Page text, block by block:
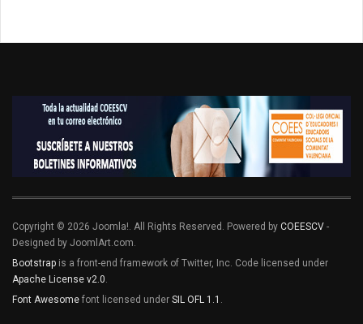
Copyright © 2026 Joomla!. All Rights Reserved. Powered by COEESCV -
Designed by JoomlArt.com.
Bootstrap is a front-end framework of Twitter, Inc. Code licensed under
Apache License v2.0.
Font Awesome font licensed under SIL OFL 1.1 .